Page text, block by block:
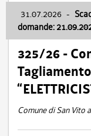
31.07.2026 -
domande:
325/26 -
Comune di San Vito